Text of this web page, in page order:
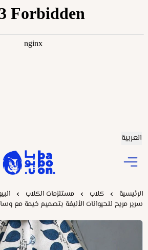
العربية
الرئيسية كلاب مستلزمات الكلاب
سرير مريح للحيوانات الأليفة بتصميم خيمة مع